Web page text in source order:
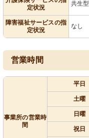
定状況
共生型
障害福祉サービスの指
定状況
なし
営業時間
事業所の営業時
間
平日
土曜
日曜
祝日